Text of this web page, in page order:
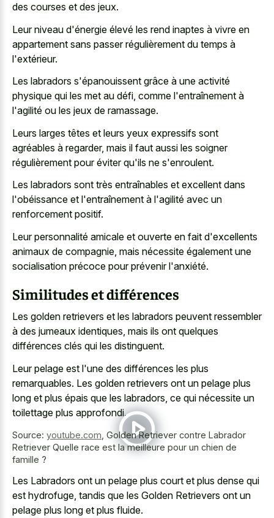
des courses et des jeux.
Leur niveau d'énergie élevé les rend inaptes à vivre en
appartement sans passer régulièrement du temps à
l'extérieur.
Les labradors s'épanouissent grâce à une activité
physique qui les met au défi, comme l'entraînement à
l'agilité ou les jeux de ramassage.
Leurs larges têtes et leurs yeux expressifs sont
agréables à regarder, mais il faut aussi les soigner
régulièrement pour éviter qu'ils ne s'enroulent.
Les labradors sont très entraînables et excellent dans
l'obéissance et l'entraînement à l'agilité avec un
renforcement positif.
Leur personnalité amicale et ouverte en fait d'excellents
animaux de compagnie, mais nécessite également une
socialisation précoce pour prévenir l'anxiété.
Similitudes et différences
Les golden retrievers et les labradors peuvent ressembler
à des jumeaux identiques, mais ils ont quelques
différences clés qui les distinguent.
Leur pelage est l'une des différences les plus
remarquables. Les golden retrievers ont un pelage plus
long et plus épais que les labradors, ce qui nécessite un
toilettage plus approfondi.
Source: youtube.com Golden Retriever contre Labrador
Retriever Quelle race est la meilleure pour un chien de
famille ?
Les Labradors ont un pelage plus court et plus dense qui
est hydrofuge, tandis que les Golden Retrievers ont un
pelage plus long et plus fluide.